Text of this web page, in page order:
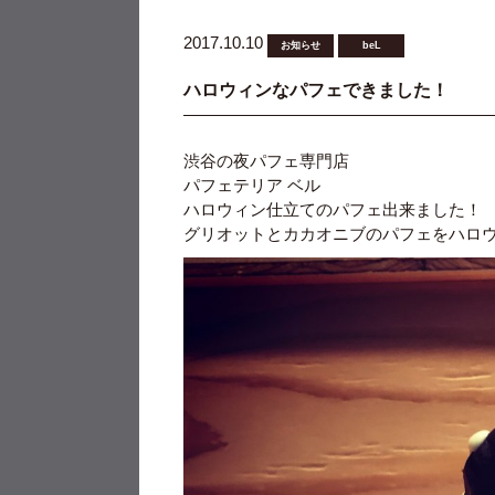
2017.10.10 お知らせ beL
ハロウィンなパフェできました！
渋谷の夜パフェ専門店
パフェテリア ベル
ハロウィン仕立てのパフェ出来ました！
グリオットとカカオニブのパフェをハロ